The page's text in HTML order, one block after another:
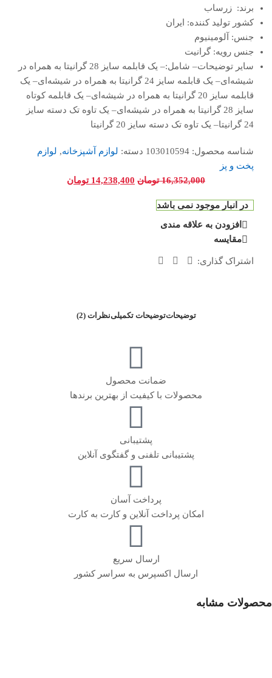
برند: زرساب
کشور تولید کننده:
ایران
جنس:
آلومینیوم
جنس رویه: گرانیت
سایر توضیحات– شامل:
– یک قابلمه سایز 28 گرانیتا به همراه در
شیشه‌ای– یک قابلمه سایز 24 گرانیتا به همراه در شیشه‌ای
– یک
قابلمه سایز 20 گرانیتا به همراه در شیشه‌ای
– یک قابلمه کوتاه
سایز 28 گرانیتا به همراه در شیشه‌ای
– یک تاوه تک دسته سایز
24 گرانیتا
– یک تاوه تک دسته سایز 20 گرانیتا
شناسه محصول: 103010594 دسته: لوازم آشپزخانه, لوازم
پخت و پز
16,352,000 تومان 14,238,400 تومان
در انبار موجود نمی باشد
افزودن به علاقه مندی
مقایسه
اشتراک گذاری:
توضیحاتتوضیحات تکمیلینظرات (2)
ضمانت محصول
محصولات با کیفیت از بهترین برندها
پشتیبانی
پشتیبانی تلفنی و گفتگوی آنلاین
پرداخت آسان
امکان پرداخت آنلاین و کارت به کارت
ارسال سریع
ارسال اکسپرس به سراسر کشور
محصولات مشابه